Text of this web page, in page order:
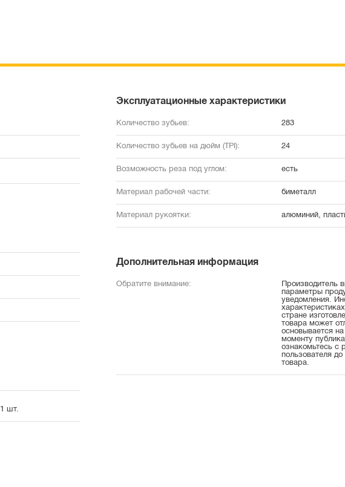
шт.
Эксплуатационные характеристики
Количество зубьев: 283
Количество зубьев на дюйм (TPI): 24
Возможность реза под углом: есть
Материал рабочей части: биметалл
Материал рукоятки: алюминий,
Дополнительная информация
Обратите внимание:
Производитель
параметры
уведомления.
стране
товара может
основывается
моменту
ознакомьтесь с
пользователя
товара.